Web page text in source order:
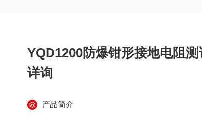
YQD1200防爆钳形接地电阻
详询
产品简介